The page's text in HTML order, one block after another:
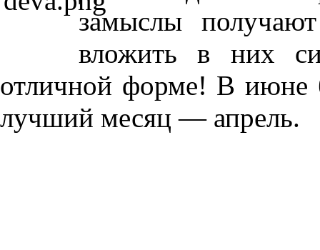
замыслы
вложить в них
отличной форме! В июне
лучший месяц — апрель.